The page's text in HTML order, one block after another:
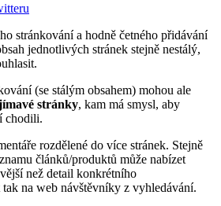
stránkování a hodně četného přidávání
jednotlivých stránek stejně nestálý,
(se stálým obsahem) mohou ale
stránky, kam má smysl, aby
chodili.
rozdělené do více stránek. Stejně
článků/produktů může nabízet
než detail konkrétního
na web návštěvníky z vyhledávání.